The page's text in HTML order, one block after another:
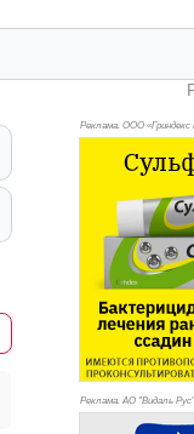
Реклама. ООО
Реклама. АО "Видаль